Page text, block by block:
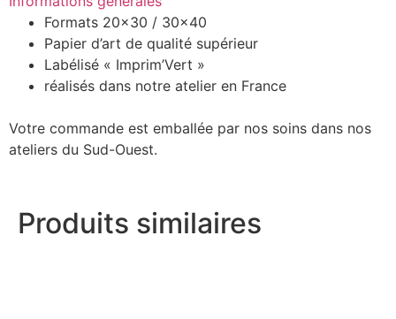
Formats 20×30 / 30×40
Papier d’art de qualité supérieur
Labélisé « Imprim’Vert »
réalisés dans notre atelier en France
Votre commande est emballée par nos soins dans nos
ateliers du Sud-Ouest.
Produits similaires